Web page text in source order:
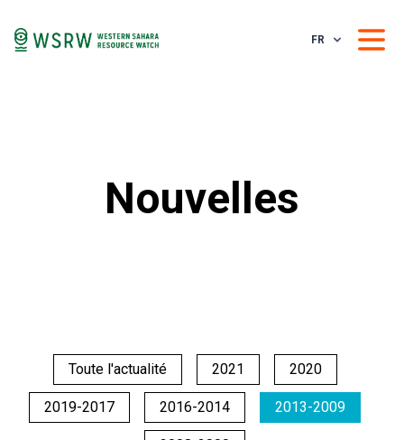
FR
Nouvelles
Toute l'actualité 2021 2020
2019-2017 2016-2014 2013-2009